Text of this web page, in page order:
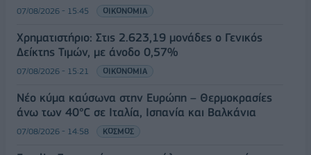
07/08/2026 - 15:45 ΟΙΚΟΝΟΜΙΑ
Χρηματιστήριο: Στις 2.623,19 μονάδες ο Γενικός
Δείκτης Τιμών, με άνοδο 0,57%
07/08/2026 - 15:21 ΟΙΚΟΝΟΜΙΑ
Νέο κύμα καύσωνα στην Ευρώπη – Θερμοκρασίες
άνω των 40°C σε Ιταλία, Ισπανία και Βαλκάνια
07/08/2026 - 14:58 ΚΟΣΜΟΣ